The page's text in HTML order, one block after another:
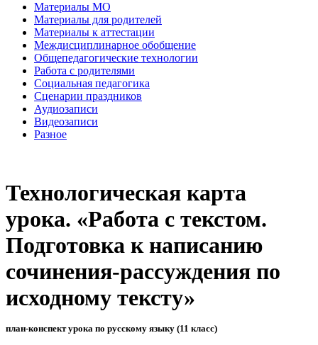
Материалы МО
Материалы для родителей
Материалы к аттестации
Междисциплинарное обобщение
Общепедагогические технологии
Работа с родителями
Социальная педагогика
Сценарии праздников
Аудиозаписи
Видеозаписи
Разное
Технологическая карта
урока. «Работа с текстом.
Подготовка к написанию
сочинения-рассуждения по
исходному тексту»
план-конспект урока по русскому языку (11 класс)